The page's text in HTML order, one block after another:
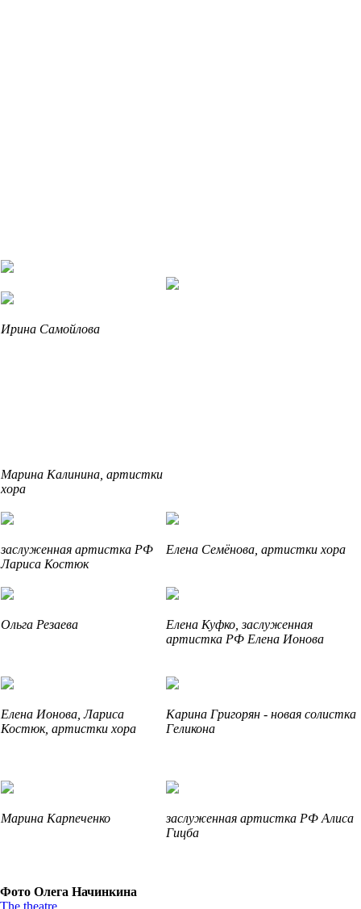
Ирина Самойлова
Марина Калинина, артистки
хора
заслуженная артистка РФ
Лариса Костюк
Елена Семёнова, артистки хора
Ольга Резаева
Елена Куфко, заслуженная
артистка РФ Елена Ионова
Елена Ионова, Лариса
Костюк, артистки хора
Карина Григорян - новая солистка
Геликона
Марина Карпеченко
заслуженная артистка РФ Алиса
Гицба
Фото Олега Начинкина
The theatre